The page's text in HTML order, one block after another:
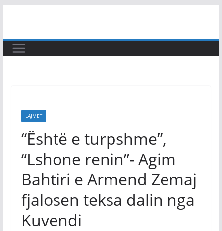
content
LAJMET
“Është e turpshme”,
“Lshone renin”- Agim
Bahtiri e Armend Zemaj
fjalosen teksa dalin nga
Kuvendi